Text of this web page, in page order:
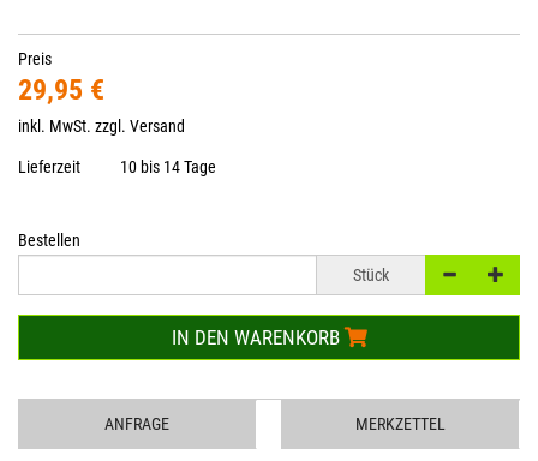
Preis
29,95 €
inkl. MwSt. zzgl. Versand
Lieferzeit 10 bis 14 Tage
Bestellen
Stück
IN DEN WARENKORB
ANFRAGE MERKZETTEL